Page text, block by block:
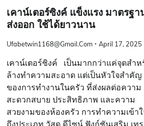
เคาน์เตอร์ซิงค์ แข็งแรง มาตรฐา
ส่งออก ใช้ได้ยาวนาน
Ufabetwin1168@gmail.com April 17, 2025
เคาน์เตอร์ซิงค์ เป็นมากกว่าแค่จุดสำห
ล้างทำความสะอาด แต่เป็นหัวใจสำคัญ
ของการทำงานในครัว ที่ส่งผลต่อความ
สะดวกสบาย ประสิทธิภาพ และความ
สวยงามของห้องครัว การทำความเข้าใ